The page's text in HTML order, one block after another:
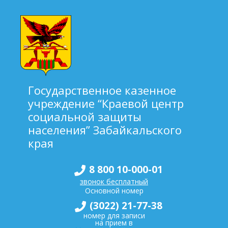
Государственное казенное
учреждение “Краевой центр
социальной защиты
населения” Забайкальского
края
8 800 10-000-01
звонок бесплатный
Основной номер
(3022) 21-77-38
номер для записи
на прием в